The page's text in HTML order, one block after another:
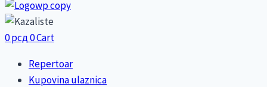
0рсд0Cart
Repertoar
Kupovina ulaznica